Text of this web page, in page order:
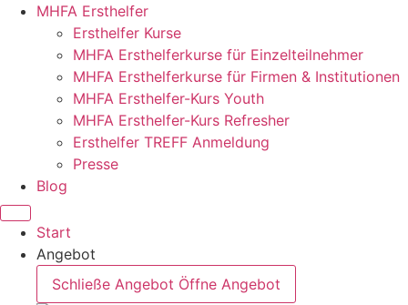
MHFA Ersthelfer
Ersthelfer Kurse
MHFA Ersthelferkurse für Einzelteilnehmer
MHFA Ersthelferkurse für Firmen & Institutionen
MHFA Ersthelfer-Kurs Youth
MHFA Ersthelfer-Kurs Refresher
Ersthelfer TREFF Anmeldung
Presse
Blog
Start
Angebot
Schließe Angebot Öffne Angebot